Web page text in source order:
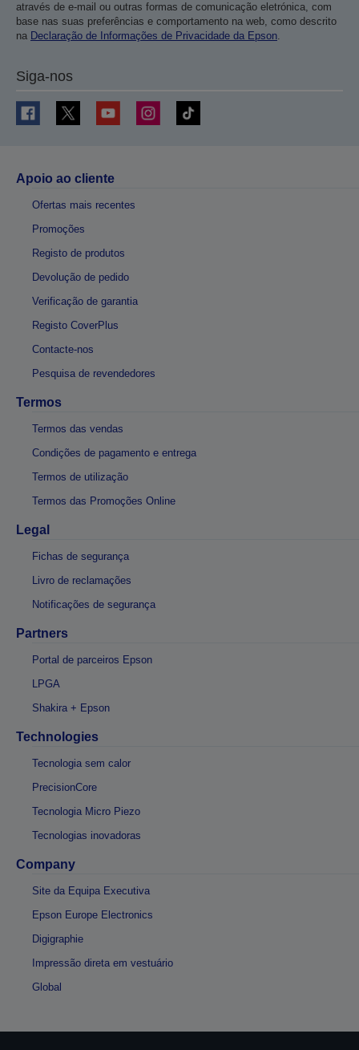
através de e-mail ou outras formas de comunicação eletrónica, com
base nas suas preferências e comportamento na web, como descrito
na Declaração de Informações de Privacidade da Epson.
Siga-nos
Apoio ao cliente
Ofertas mais recentes
Promoções
Registo de produtos
Devolução de pedido
Verificação de garantia
Registo CoverPlus
Contacte-nos
Pesquisa de revendedores
Termos
Termos das vendas
Condições de pagamento e entrega
Termos de utilização
Termos das Promoções Online
Legal
Fichas de segurança
Livro de reclamações
Notificações de segurança
Partners
Portal de parceiros Epson
LPGA
Shakira + Epson
Technologies
Tecnologia sem calor
PrecisionCore
Tecnologia Micro Piezo
Tecnologias inovadoras
Company
Site da Equipa Executiva
Epson Europe Electronics
Digigraphie
Impressão direta em vestuário
Global